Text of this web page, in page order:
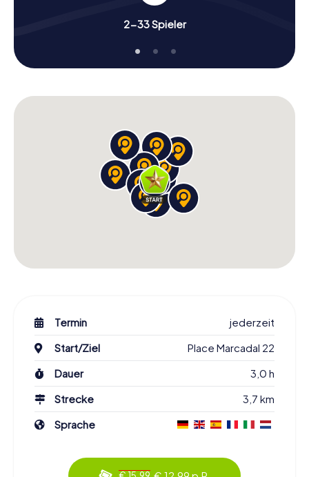
2-33 Spieler
Termin
jederzeit
Start/Ziel
Place Marcadal 22
Dauer
3,0 h
Strecke
3,7 km
Sprache